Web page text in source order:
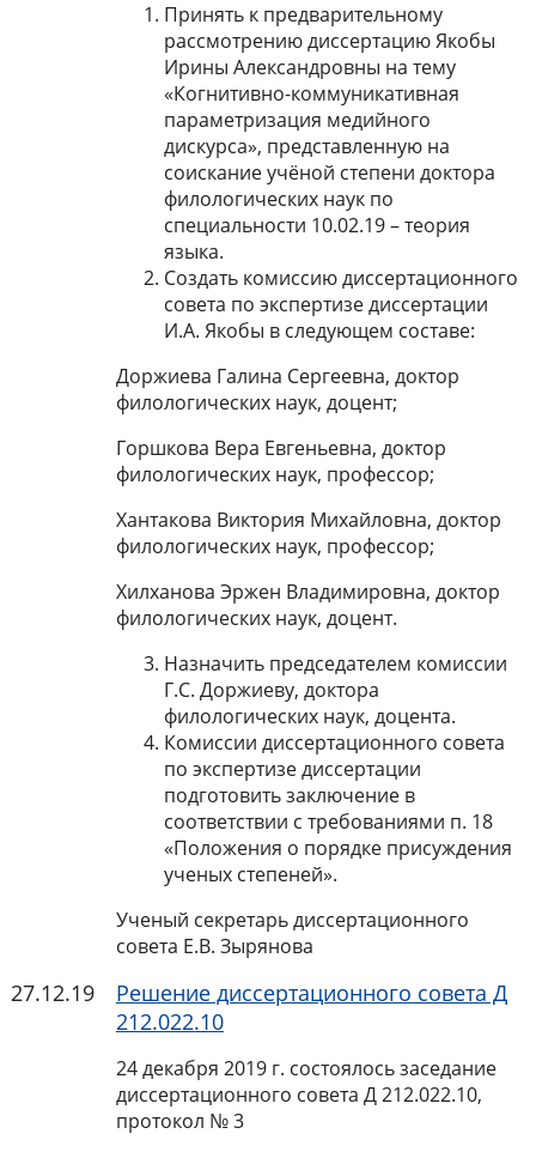
Принять к предварительному
рассмотрению диссертацию Якобы
Ирины Александровны на тему
«Когнитивно-коммуникативная
параметризация медийного
дискурса», представленную на
соискание учёной степени доктора
филологических наук по
специальности 10.02.19 – теория
языка.
Создать комиссию диссертационного
совета по экспертизе диссертации
И.А. Якобы в следующем составе:
Доржиева Галина Сергеевна, доктор
филологических наук, доцент;
Горшкова Вера Евгеньевна, доктор
филологических наук, профессор;
Хантакова Виктория Михайловна, доктор
филологических наук, профессор;
Хилханова Эржен Владимировна, доктор
филологических наук, доцент.
Назначить председателем комиссии
Г.С. Доржиеву, доктора
филологических наук, доцента.
Комиссии диссертационного совета
по экспертизе диссертации
подготовить заключение в
соответствии с требованиями п. 18
«Положения о порядке присуждения
ученых степеней».
Ученый секретарь диссертационного
совета Е.В. Зырянова
27.12.19
Решение диссертационного совета Д
212.022.10
24 декабря 2019 г. состоялось заседание
диссертационного совета Д 212.022.10,
протокол № 3